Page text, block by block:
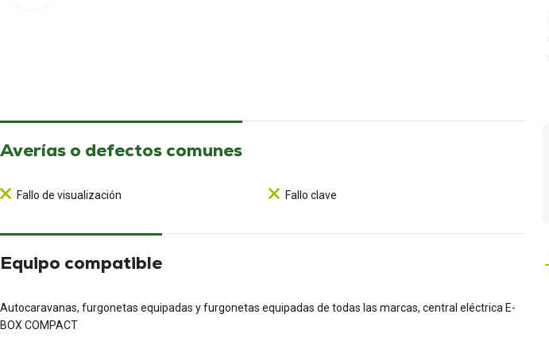
Averías o defectos comunes
Fallo de visualización Fallo clave
Equipo compatible
Autocaravanas, furgonetas equipadas y furgonetas equipadas de todas las marcas, central eléctrica E-
BOX COMPACT